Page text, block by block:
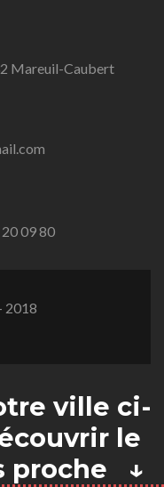
Mareuil-Caubert
09 80
2018
ville ci-
le
proche ↓